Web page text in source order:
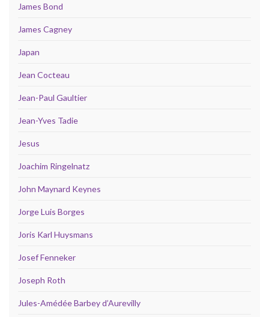
James Bond
James Cagney
Japan
Jean Cocteau
Jean-Paul Gaultier
Jean-Yves Tadie
Jesus
Joachim Ringelnatz
John Maynard Keynes
Jorge Luis Borges
Joris Karl Huysmans
Josef Fenneker
Joseph Roth
Jules-Amédée Barbey d’Aurevilly